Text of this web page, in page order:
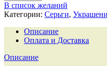
В список желаний
Категории: Серьги,
Описание
Оплата и Доставка
Описание